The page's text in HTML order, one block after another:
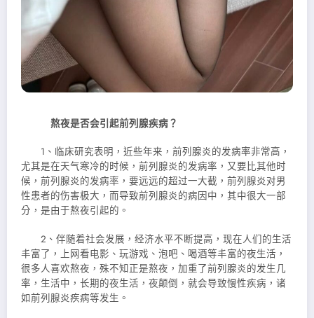
熬夜是否会引起前列腺疾病？
1、临床研究表明，近些年来，前列腺炎的发病率非常高，
尤其是在天气寒冷的时候，前列腺炎的发病率，又要比其他时
候，前列腺炎的发病率，要远远的超过一大截，前列腺炎对男
性患者的伤害极大，而导致前列腺炎的病因中，其中很大一部
分，是由于熬夜引起的。
2、伴随着社会发展，经济水平不断提高，现在人们的生活
丰富了，上网看电影、玩游戏、泡吧、喝酒等丰富的夜生活，
很多人喜欢熬夜，殊不知正是熬夜，加重了前列腺炎的发生几
率，生活中，长期的夜生活，夜颠倒，就会导致慢性疾病，诸
如前列腺炎疾病等发生。